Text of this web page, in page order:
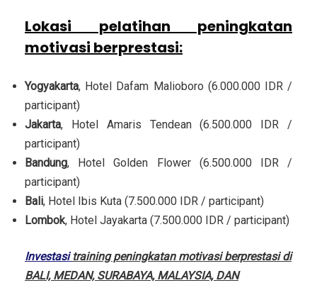
Lokasi pelatihan peningkatan
motivasi berprestasi:
Yogyakarta, Hotel Dafam Malioboro (6.000.000 IDR /
participant)
Jakarta, Hotel Amaris Tendean (6.500.000 IDR /
participant)
Bandung, Hotel Golden Flower (6.500.000 IDR /
participant)
Bali, Hotel Ibis Kuta (7.500.000 IDR / participant)
Lombok, Hotel Jayakarta (7.500.000 IDR / participant)
Investasitraining peningkatan motivasi berprestasi di
BALI, MEDAN, SURABAYA, MALAYSIA, DAN